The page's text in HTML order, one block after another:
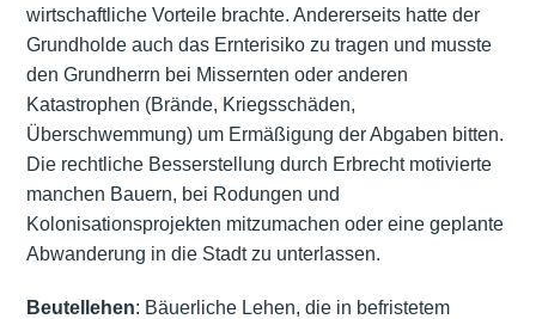
wirtschaftliche Vorteile brachte. Andererseits hatte der
Grundholde auch das Ernterisiko zu tragen und musste
den Grundherrn bei Missernten oder anderen
Katastrophen (Brände, Kriegsschäden,
Überschwemmung) um Ermäßigung der Abgaben bitten.
Die rechtliche Besserstellung durch Erbrecht motivierte
manchen Bauern, bei Rodungen und
Kolonisationsprojekten mitzumachen oder eine geplante
Abwanderung in die Stadt zu unterlassen.
Beutellehen: Bäuerliche Lehen, die in befristetem